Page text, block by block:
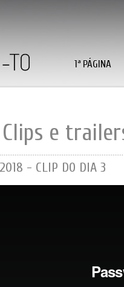
1ª PÁGINA
Clips e
- CLIP DO DIA 3